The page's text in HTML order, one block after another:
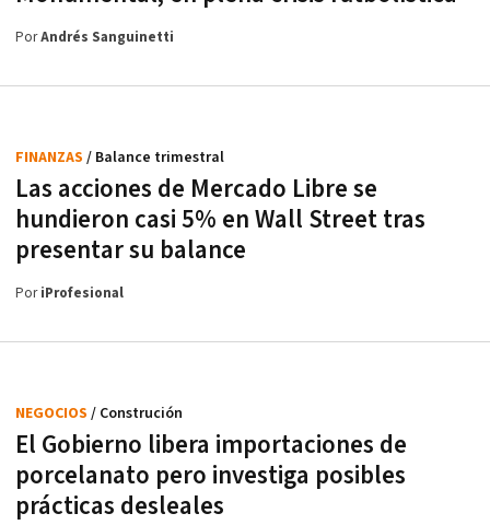
PorAndrés Sanguinetti
Las acciones de Mercado Libre se
hundieron casi 5% en Wall Street tras
presentar su balance
FINANZAS / Balance trimestral
PoriProfesional
El Gobierno libera importaciones de
porcelanato pero investiga posibles
prácticas desleales
NEGOCIOS / Construción